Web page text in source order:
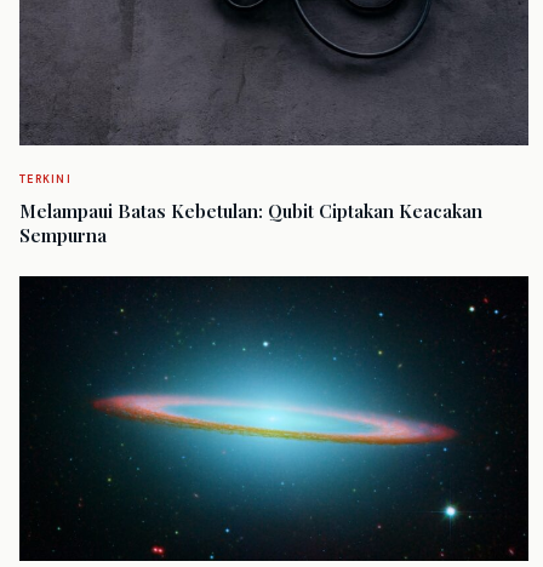
TERKINI
Melampaui Batas Kebetulan: Qubit Ciptakan Keacakan
Sempurna